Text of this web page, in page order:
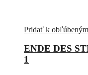
Pridať k obľúbeným
ENDE DES
1